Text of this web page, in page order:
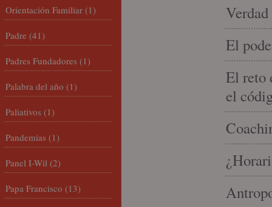
El
El reto
el
Orientación Familiar (1)
Padre (41)
Padres Fundadores (1)
Palabra del año (1)
Paliativos (1)
Pandemias (1)
Panel I-Wil (2)
Papa Francisco (13)